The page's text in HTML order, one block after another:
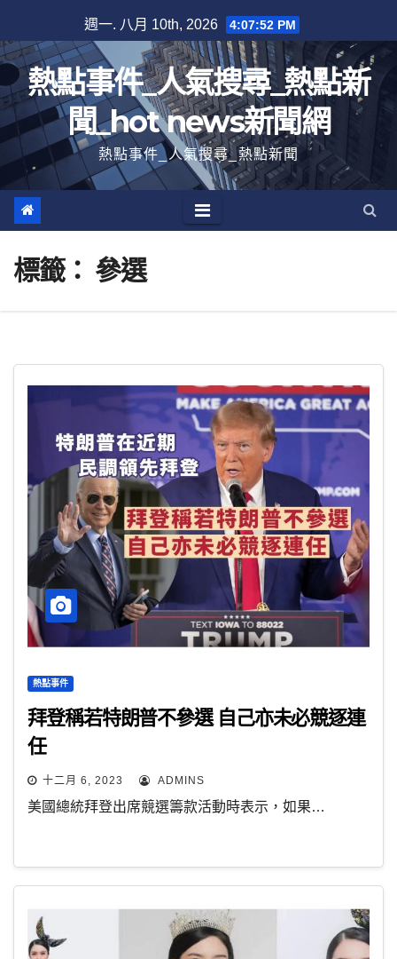
至
內
容
週一. 八月 10th, 2026 4:07:53 PM
熱點事件_人氣搜尋_熱點新
聞_hot news新聞網
熱點事件_人氣搜尋_熱點新聞
標籤： 參選
熱點事件
拜登稱若特朗普不參選 自己亦未必競逐連
任
十二月 6, 2023 ADMINS
美國總統拜登出席競選籌款活動時表示，如果…